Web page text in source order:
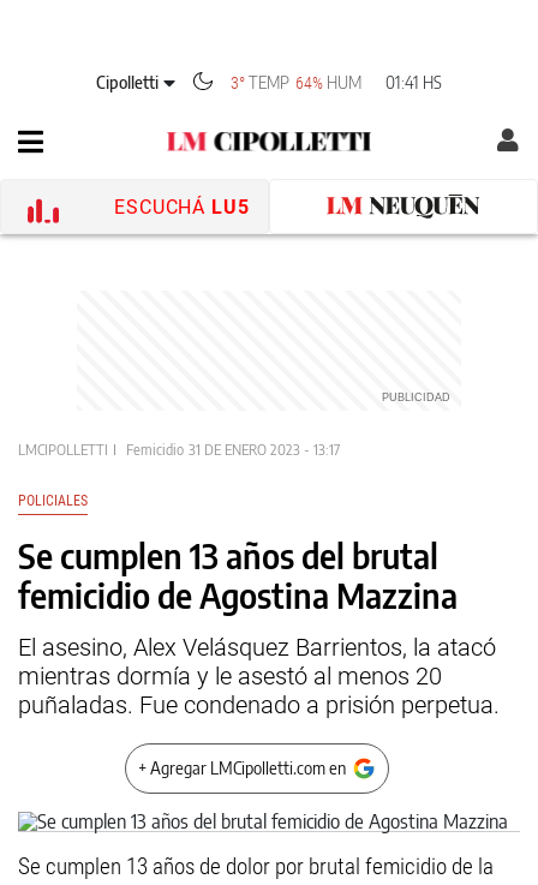
Cipolletti 3° TEMP 64% HUM 01:41 HS
ESCUCHÁ LU5
LMCIPOLLETTI Femicidio 31 DE ENERO 2023 - 13:17
POLICIALES
Se cumplen 13 años del brutal
femicidio de Agostina Mazzina
El asesino, Alex Velásquez Barrientos, la atacó
mientras dormía y le asestó al menos 20
puñaladas. Fue condenado a prisión perpetua.
+ Agregar LMCipolletti.com en
Se cumplen 13 años de dolor por brutal femicidio de la